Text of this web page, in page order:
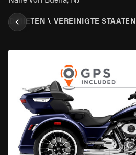
MIETEN \ VEREINIGTE STAATEN